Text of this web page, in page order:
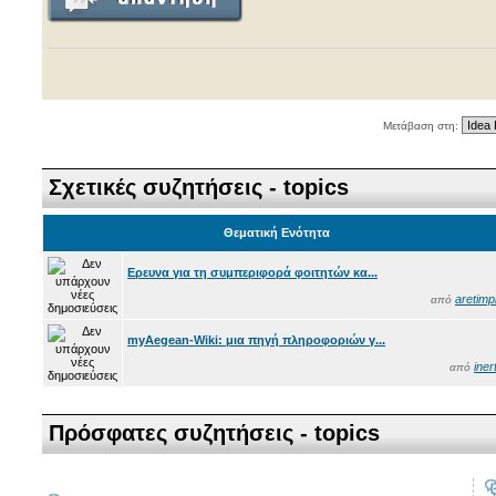
Μετάβαση στη:
Σχετικές συζητήσεις - topics
Θεματική Ενότητα
Ερευνα για τη συμπεριφορά φοιτητών κα...
από
myAegean-Wiki: μια πηγή πληροφοριών γ...
από
Πρόσφατες συζητήσεις - topics